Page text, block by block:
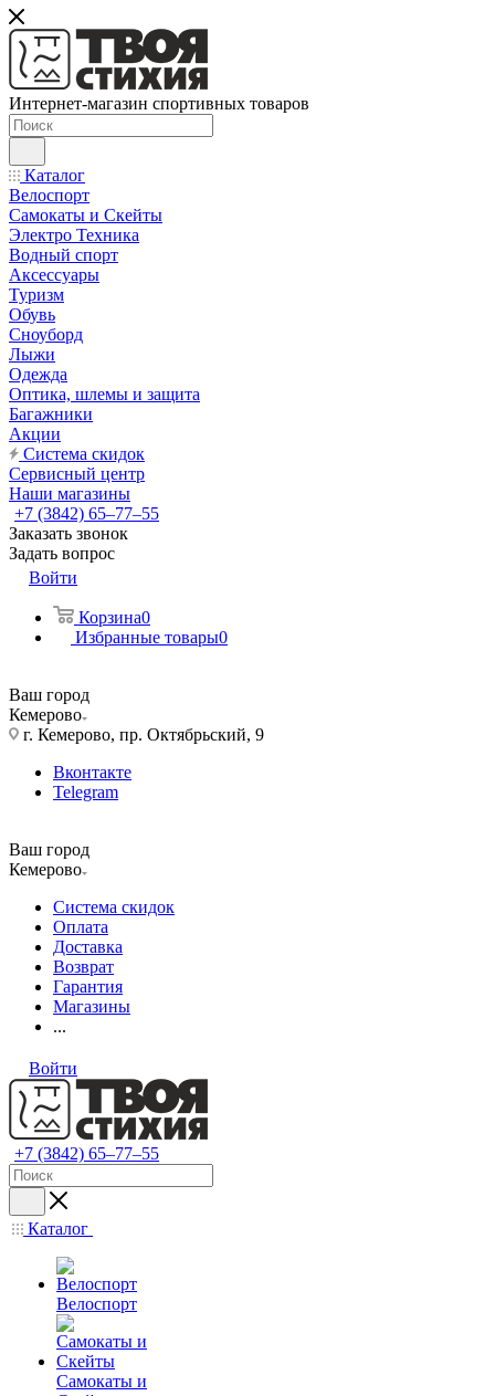
Интернет-магазин спортивных товаров
Каталог
Велоспорт
Самокаты и Скейты
Электро Техника
Водный спорт
Аксессуары
Туризм
Обувь
Сноуборд
Лыжи
Одежда
Оптика, шлемы и защита
Багажники
Акции
Система скидок
Сервисный центр
Наши магазины
+7 (3842) 65–77–55
Заказать звонок
Задать вопрос
Войти
Корзина0
Избранные товары0
Ваш город
Кемерово
г. Кемерово, пр. Октябрьский, 9
Вконтакте
Telegram
Ваш город
Кемерово
Система скидок
Оплата
Доставка
Возврат
Гарантия
Магазины
...
Войти
+7 (3842) 65–77–55
Каталог
Велоспорт
Самокаты и